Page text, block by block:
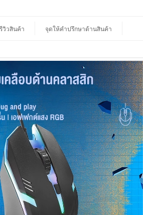
รีวิวสินค้า จุดให้คำปรึกษาด้านสินค้า